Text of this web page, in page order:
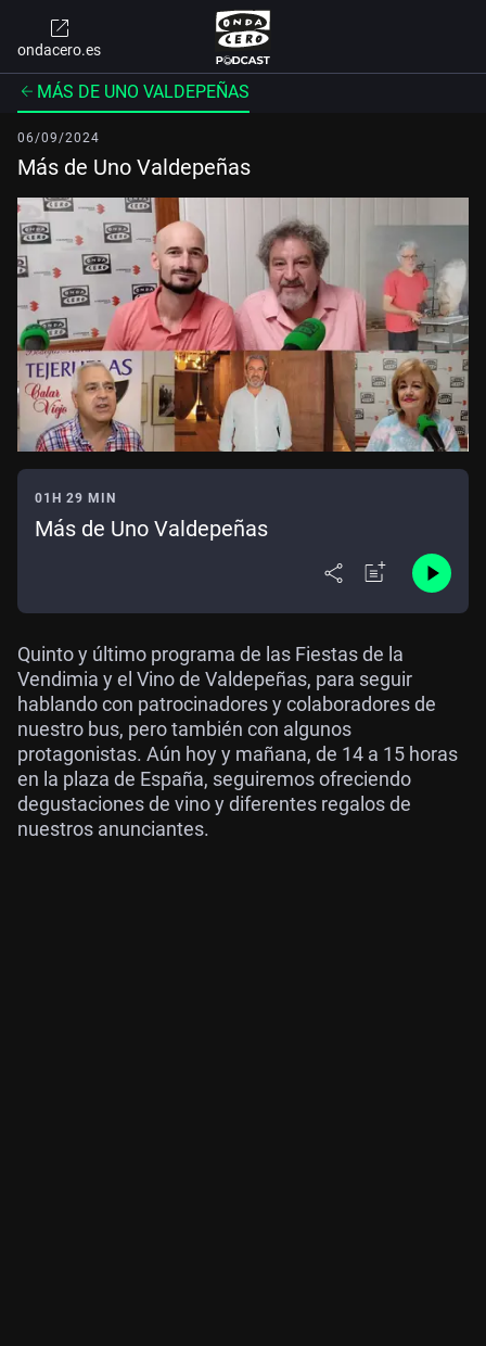
ondacero.es
MÁS DE UNO VALDEPEÑAS
06/09/2024
Más de Uno Valdepeñas
01H 29 MIN
Más de Uno Valdepeñas
Quinto y último programa de las Fiestas de la
Vendimia y el Vino de Valdepeñas, para seguir
hablando con patrocinadores y colaboradores de
nuestro bus, pero también con algunos
protagonistas. Aún hoy y mañana, de 14 a 15 horas
en la plaza de España, seguiremos ofreciendo
degustaciones de vino y diferentes regalos de
nuestros anunciantes.